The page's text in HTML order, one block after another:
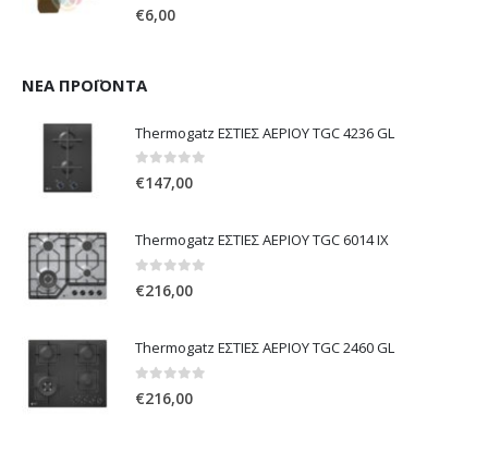
0out of 5
€6,00
ΝΈΑ ΠΡΟΪΌΝΤΑ
Thermogatz ΕΣΤΙΕΣ ΑΕΡΙΟΥ TGC 4236 GL
0out of 5
€147,00
Thermogatz ΕΣΤΙΕΣ ΑΕΡΙΟΥ TGC 6014 IX
0out of 5
€216,00
Thermogatz ΕΣΤΙΕΣ ΑΕΡΙΟΥ TGC 2460 GL
0out of 5
€216,00